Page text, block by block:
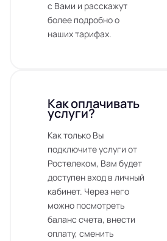
с Вами и расскажут
более подробно о
наших тарифах.
Как оплачивать
услуги?
Как только Вы
подключите услуги от
Ростелеком, Вам будет
доступен вход в личный
кабинет. Через него
можно посмотреть
баланс счета, внести
оплату, сменить